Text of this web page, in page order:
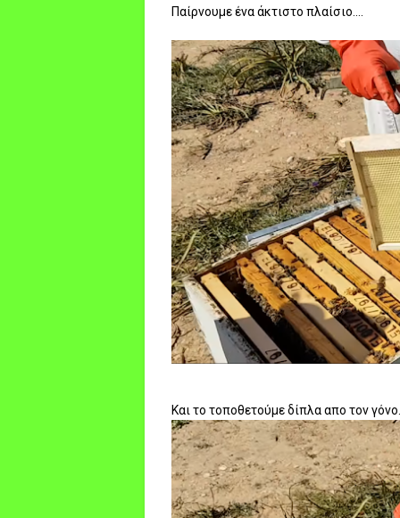
Παίρνουμε ένα άκτιστο πλαίσιο....
Και το τοποθετούμε δίπλα απο τον